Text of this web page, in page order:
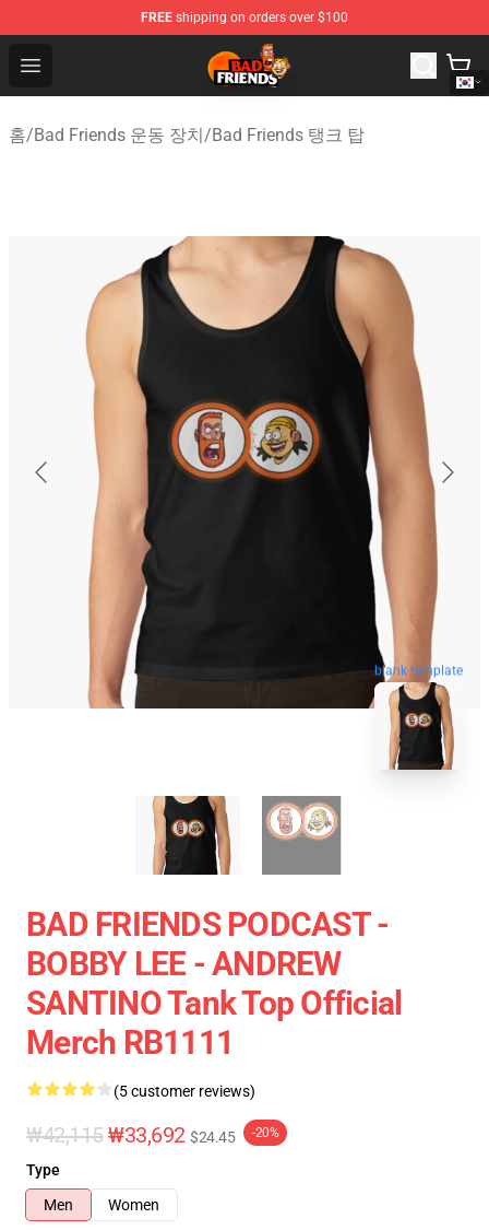
FREE shipping on orders over $100
Open menu
Bad Friends Shop - Official Bad Friends Merchandise
홈/Bad Friends 운동 장치/Bad Friends 탱크 탑
blank template
BAD FRIENDS PODCAST -
BOBBY LEE - ANDREW
SANTINO Tank Top Official
Merch RB1111
(5 customer reviews)
₩42,115₩33,692 $24.45 -20%
Type
Men
Women